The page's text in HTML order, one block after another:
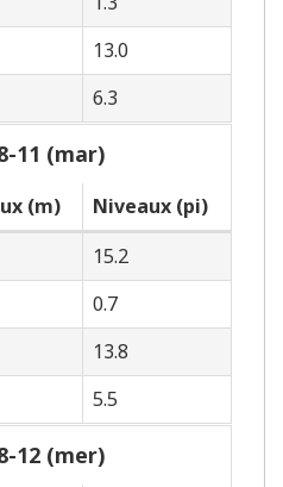
13.0
6.3
11 (mar)
(m)
Niveaux (pi)
15.2
0.7
13.8
5.5
12 (mer)